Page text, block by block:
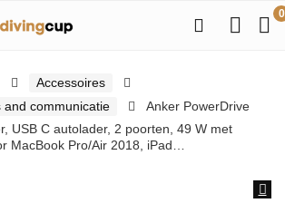
0
Accessoires
and communicatie
Anker PowerDrive
USB C autolader, 2 poorten, 49 W met
MacBook Pro/Air 2018, iPad…